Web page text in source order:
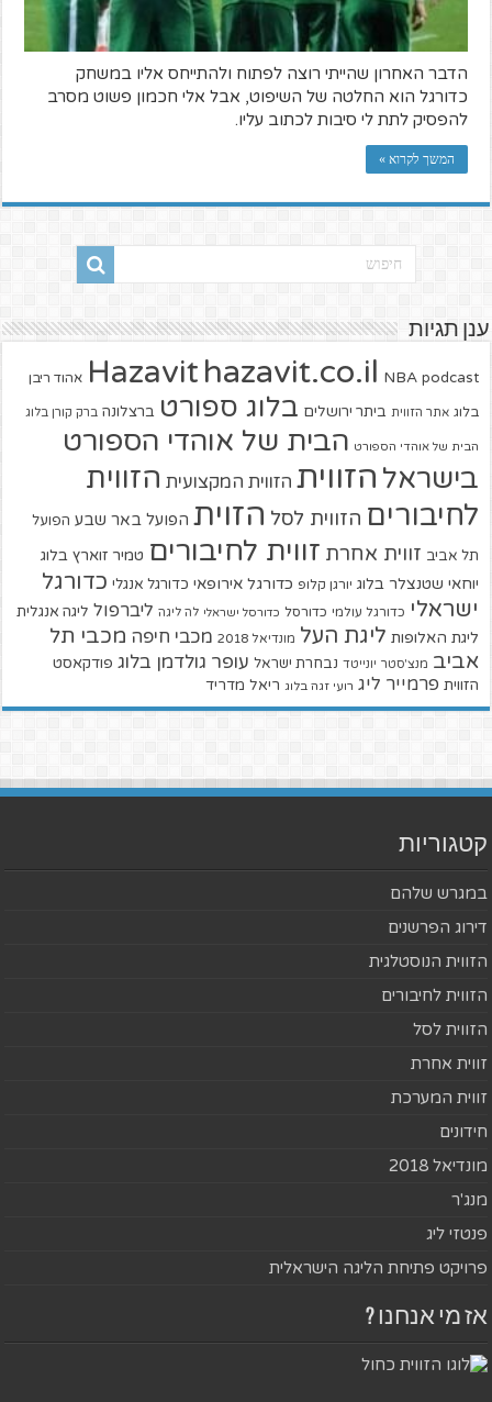
הדבר האחרון שהייתי רוצה לפתוח ולהתייחס אליו במשחק
כדורגל הוא החלטה של השיפוט, אבל אלי חכמון פשוט מסרב
להפסיק לתת לי סיבות לכתוב עליו.
המשך לקרוא »
ענן תגיות
Hazavit hazavit.co.il NBA podcast אהוד ריבן
בלוג אתר הזווית ביתר ירושלים בלוג ספורט ברצלונה ברק קורן בלוג
הבית של אוהדי הספורט הבית של אוהדי הספורט
בישראל הזווית הזווית המקצועית הזווית
לחיבורים הזווית לסל הזוית הפועל באר שבע הפועל
תל אביב זווית אחרת זווית לחיבורים טמיר זוארץ בלוג
יוחאי שטנצלר בלוג יורגן קלופ כדורגל אירופאי כדורגל אנגלי כדורגל
ישראלי כדורגל עולמי כדורסל כדורסל ישראלי לה ליגה ליברפול ליגה אנגלית
ליגת האלופות ליגת העל מונדיאל 2018 מכבי חיפה מכבי תל
אביב מנצ'סטר יונייטד נבחרת ישראל עופר גולדמן בלוג פודקאסט
הזווית פרמייר ליג רועי זגה בלוג ריאל מדריד
קטגוריות
במגרש שלהם
דירוג הפרשנים
הזווית הנוסטלגית
הזווית לחיבורים
הזווית לסל
זווית אחרת
זווית המערכת
חידונים
מונדיאל 2018
מנג'ר
פנטזי ליג
פרויקט פתיחת הליגה הישראלית
אז מי אנחנו ?